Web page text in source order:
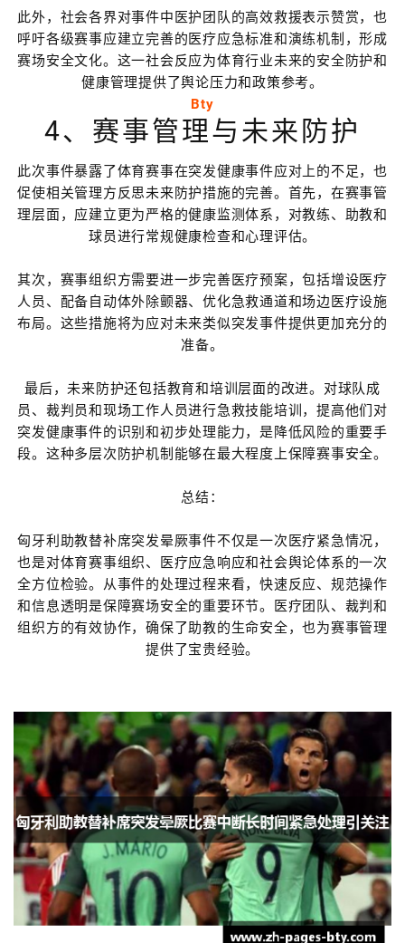
此外，社会各界对事件中医护团队的高效救援表示赞赏，也
呼吁各级赛事应建立完善的医疗应急标准和演练机制，形成
赛场安全文化。这一社会反应为体育行业未来的安全防护和
健康管理提供了舆论压力和政策参考。
Bty
4、赛事管理与未来防护
此次事件暴露了体育赛事在突发健康事件应对上的不足，也
促使相关管理方反思未来防护措施的完善。首先，在赛事管
理层面，应建立更为严格的健康监测体系，对教练、助教和
球员进行常规健康检查和心理评估。
其次，赛事组织方需要进一步完善医疗预案，包括增设医疗
人员、配备自动体外除颤器、优化急救通道和场边医疗设施
布局。这些措施将为应对未来类似突发事件提供更加充分的
准备。
最后，未来防护还包括教育和培训层面的改进。对球队成
员、裁判员和现场工作人员进行急救技能培训，提高他们对
突发健康事件的识别和初步处理能力，是降低风险的重要手
段。这种多层次防护机制能够在最大程度上保障赛事安全。
总结：
匈牙利助教替补席突发晕厥事件不仅是一次医疗紧急情况，
也是对体育赛事组织、医疗应急响应和社会舆论体系的一次
全方位检验。从事件的处理过程来看，快速反应、规范操作
和信息透明是保障赛场安全的重要环节。医疗团队、裁判和
组织方的有效协作，确保了助教的生命安全，也为赛事管理
提供了宝贵经验。